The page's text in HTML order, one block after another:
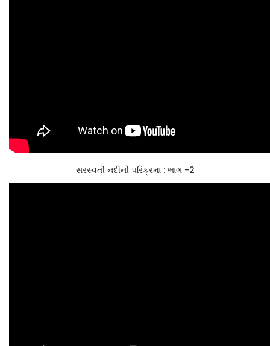
સરસ્વતી નદીની પરિક્રમા : ભાગ -2